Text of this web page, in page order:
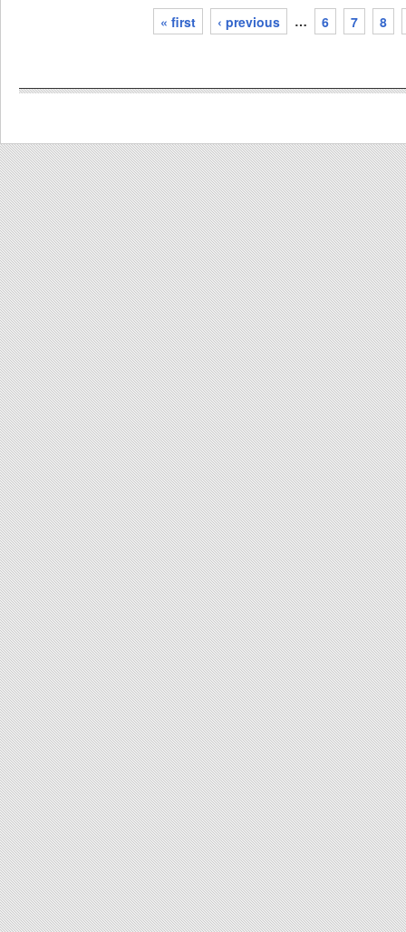
« first ‹ previous … 6 7 8